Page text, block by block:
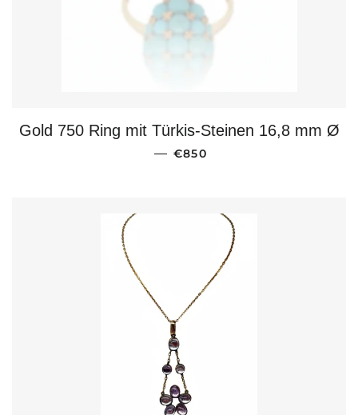
Gold 750 Ring mit Türkis-Steinen 16,8 mm Ø
— NORMALER PREIS
€850